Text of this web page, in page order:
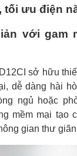
tối ưu điện
với gam
sở hữu
dễ dàng hài
ngủ hoặc
mềm mại tạo
gian thư